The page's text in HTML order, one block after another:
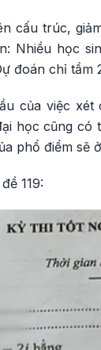
cấu trúc,
Nhiều học
đoán chỉ tầm
của việc
học cũng
phổ điểm sẽ
119: